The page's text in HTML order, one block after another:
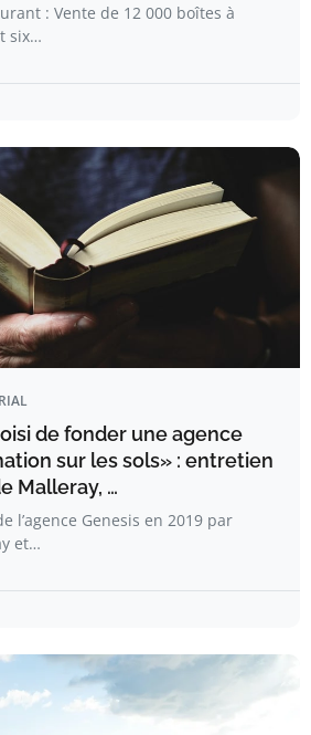
: Vente de 12 000 boîtes à
six…
de fonder une agence
sur les sols» : entretien
Malleray, …
l’agence Genesis en 2019 par
et…